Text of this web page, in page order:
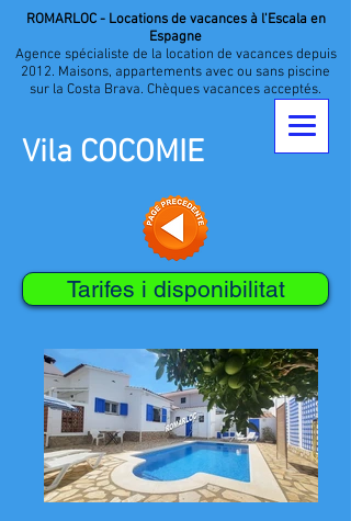
ROMARLOC - Locations de vacances à l'Escala en
Espagne
Agence spécialiste de la location de vacances depuis
2012. Maisons, appartements avec ou sans piscine
sur la Costa Brava. Chèques vacances acceptés.
Vila COCOMIE
Tarifes i disponibilitat